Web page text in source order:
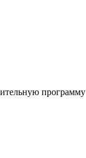
программу